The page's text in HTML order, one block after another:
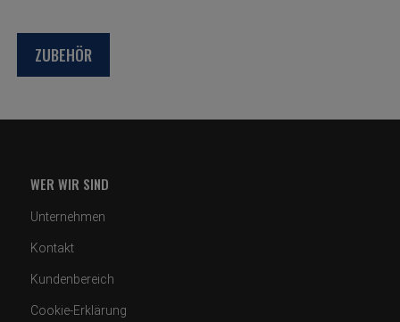
ZUBEHÖR
WER WIR SIND
Unternehmen
Kontakt
Kundenbereich
Cookie-Erklärung